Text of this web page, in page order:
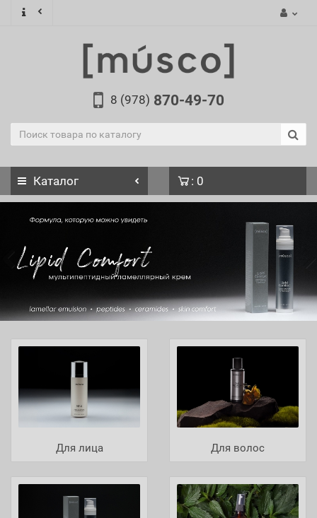
8 (978) 870-49-70
Каталог : 0
Для лица Для волос